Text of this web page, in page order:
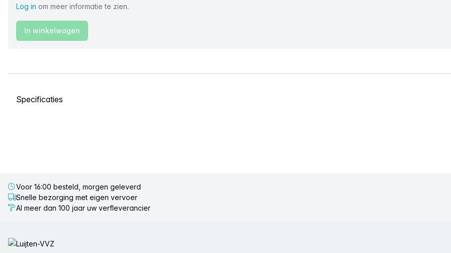
Log in om meer informatie te zien.
In winkelwagen
Selecteer een tabblad
Voor 16:00 besteld, morgen geleverd
Snelle bezorging met eigen vervoer
Al meer dan 100 jaar uw verfleverancier